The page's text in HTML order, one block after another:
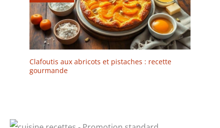
Clafoutis aux abricots et pistaches : recette
gourmande